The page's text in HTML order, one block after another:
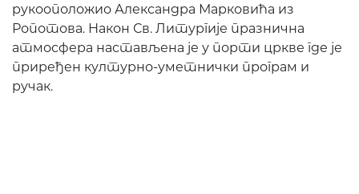
рукооположио Александра Марковића из
Ропотова. Након Св. Литургије празнична
атмосфера настављена је у порти цркве где је
приређен културно-уметнички програм и
ручак.